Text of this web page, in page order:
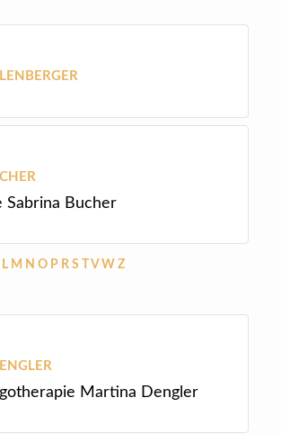
Sabrina Bucher
L M N O P R S TV W Z
Martina Dengler